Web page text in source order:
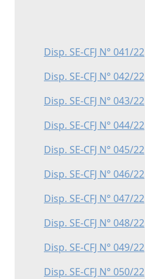
Disp. SE-CFJ N° 041/22
Disp. SE-CFJ N° 042/22
Disp. SE-CFJ N° 043/22
Disp. SE-CFJ N° 044/22
Disp. SE-CFJ N° 045/22
Disp. SE-CFJ N° 046/22
Disp. SE-CFJ N° 047/22
Disp. SE-CFJ N° 048/22
Disp. SE-CFJ N° 049/22
Disp. SE-CFJ N° 050/22